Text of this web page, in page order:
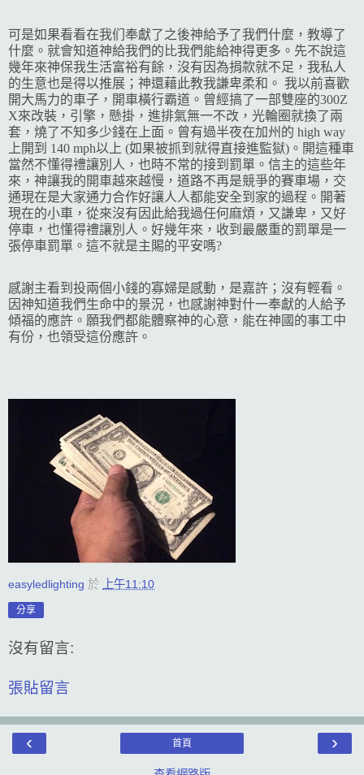
可是如果看看在我们奉獻了之後神給予了我們什麼，教導了
什麼。就會知道神給我們的比我們能給神得更多。先不說這
幾年來神保我生活富裕有餘，沒有因為捐款就不足，我私人
的生意也是得以推展；神還藉此教我謙卑柔和。 我以前喜歡
開大馬力的車子，開車橫行霸道。曾經搞了一部雙座的300Z
X來改裝，引擎，懸掛，進排氣無一不改，光輪圈就換了兩
套，燒了不知多少錢在上面。曾有過半夜在加州的 high way
上開到 140 mph以上 (如果被抓到就得直接進監獄)。開這種車
當然不懂得禮讓別人，也時不常的接到罰單。信主的這些年
來，神讓我的開車越來越慢，道路不再是競爭的賽車場，交
通現在是大家通力合作好讓人人都能安全到家的過程。開著
現在的小車，從來沒有因此給我過任何麻煩，又謙卑，又好
停車，也懂得禮讓別人。好幾年來，收到最嚴重的罰單是一
張停車罰單。這不就是主賜的平安嗎?
感謝主看到投兩個小錢的寡婦是感動，是嘉許；沒有輕看。
因神知道我們生命中的景況，也感謝神對什一奉獻的人給予
傾福的應許。願我們都能體察神的心意，能在神國的事工中
有份，也領受這份應許。
easyledlighting 於 上午11:10
分享
沒有留言:
張貼留言
‹ ›
首頁